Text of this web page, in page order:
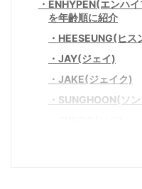
ENHYPEN(エンハ
を年齢順に紹介
HEESEUNG(ヒス
JAY(ジェイ)
JAKE(ジェイク)
SUNGHOON(ソ